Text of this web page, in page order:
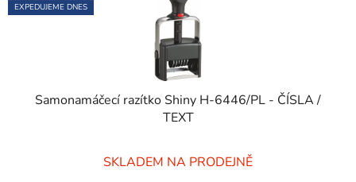
EXPEDUJEME DNES
Samonamáčecí razítko Shiny H-6446/PL - ČÍSLA /
TEXT
hodnocení
SKLADEM NA PRODEJNĚ